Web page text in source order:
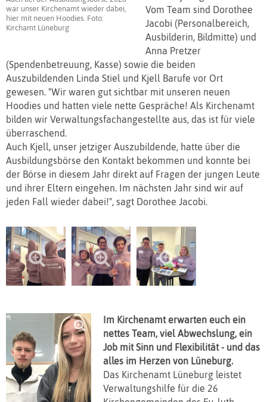
war unser Kirchenamt wieder dabei,
hier mit neuen Hoodies. Foto:
Kirchamt Lüneburg
Vom Team sind Dorothee
Jacobi (Personalbereich,
Ausbilderin, Bildmitte) und
Anna Pretzer
(Spendenbetreuung, Kasse) sowie die beiden
Auszubildenden Linda Stiel und Kjell Barufe vor Ort
gewesen. "Wir waren gut sichtbar mit unseren neuen
Hoodies und hatten viele nette Gespräche! Als Kirchenamt
bilden wir Verwaltungsfachangestellte aus, das ist für viele
überraschend.
Auch Kjell, unser jetziger Auszubildende, hatte über die
Ausbildungsbörse den Kontakt bekommen und konnte bei
der Börse in diesem Jahr direkt auf Fragen der jungen Leute
und ihrer Eltern eingehen. Im nächsten Jahr sind wir auf
jeden Fall wieder dabei!", sagt Dorothee Jacobi.
Im Kirchenamt erwarten euch ein
nettes Team, viel Abwechslung, ein
Job mit Sinn und Flexibilität - und das
alles im Herzen von Lüneburg.
Das Kirchenamt Lüneburg leistet
Verwaltungshilfe für die 26